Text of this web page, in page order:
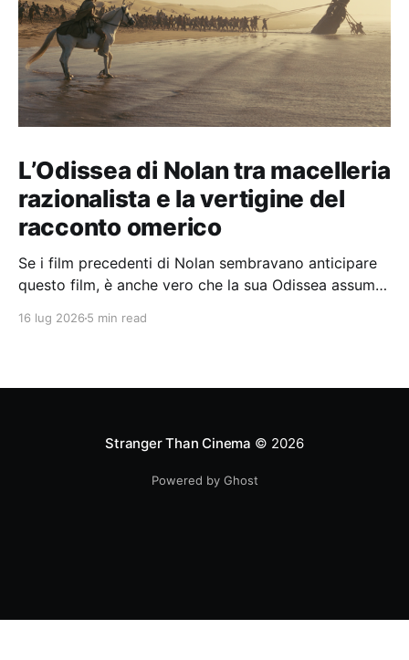
L’Odissea di Nolan tra macelleria
razionalista e la vertigine del
racconto omerico
Se i film precedenti di Nolan sembravano anticipare
questo film, è anche vero che la sua Odissea assume
16 lug 2026 5 min read
Stranger Than Cinema © 2026
Powered by Ghost